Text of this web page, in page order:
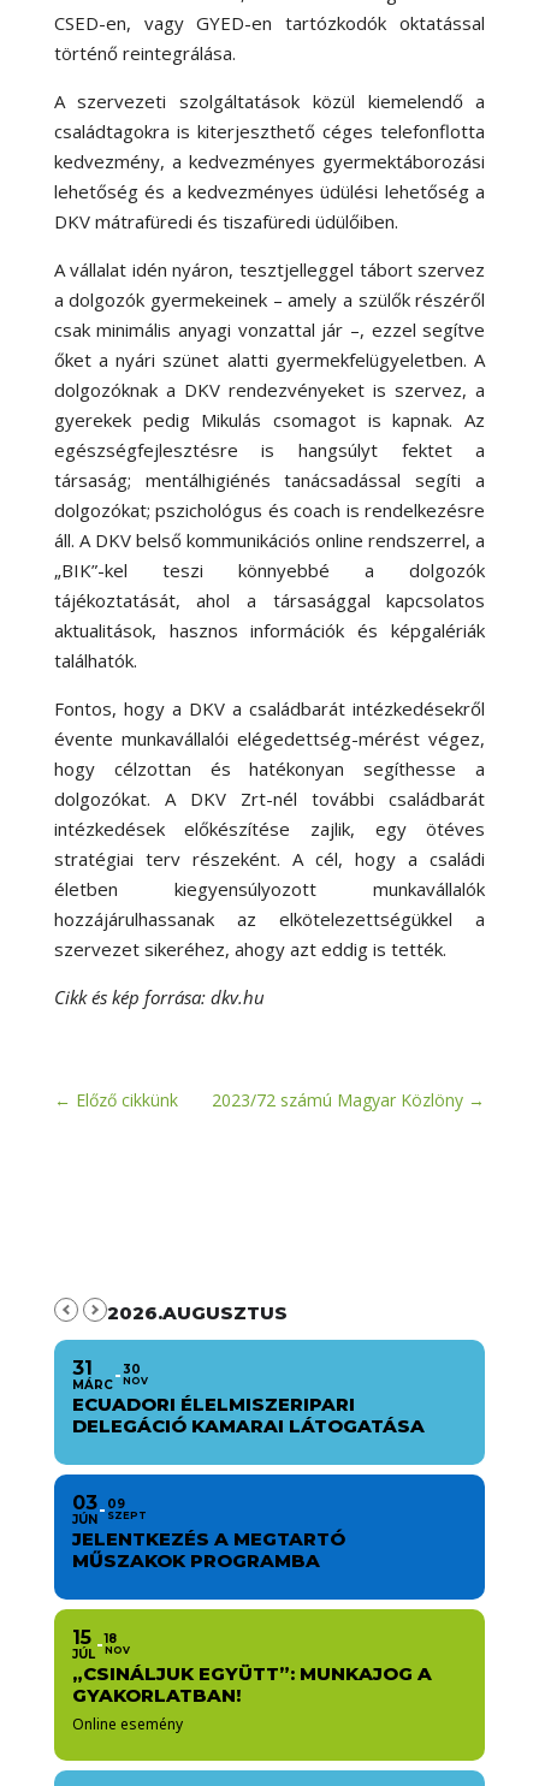
CSED-en, vagy GYED-en tartózkodók oktatással
történő reintegrálása.
A szervezeti szolgáltatások közül kiemelendő a
családtagokra is kiterjeszthető céges telefonflotta
kedvezmény, a kedvezményes gyermektáborozási
lehetőség és a kedvezményes üdülési lehetőség a
DKV mátrafüredi és tiszafüredi üdülőiben.
A vállalat idén nyáron, tesztjelleggel tábort szervez
a dolgozók gyermekeinek – amely a szülők részéről
csak minimális anyagi vonzattal jár –, ezzel segítve
őket a nyári szünet alatti gyermekfelügyeletben. A
dolgozóknak a DKV rendezvényeket is szervez, a
gyerekek pedig Mikulás csomagot is kapnak. Az
egészségfejlesztésre is hangsúlyt fektet a
társaság; mentálhigiénés tanácsadással segíti a
dolgozókat; pszichológus és coach is rendelkezésre
áll. A DKV belső kommunikációs online rendszerrel, a
„BIK”-kel teszi könnyebbé a dolgozók
tájékoztatását, ahol a társasággal kapcsolatos
aktualitások, hasznos információk és képgalériák
találhatók.
Fontos, hogy a DKV a családbarát intézkedésekről
évente munkavállalói elégedettség-mérést végez,
hogy célzottan és hatékonyan segíthesse a
dolgozókat. A DKV Zrt-nél további családbarát
intézkedések előkészítése zajlik, egy ötéves
stratégiai terv részeként. A cél, hogy a családi
életben kiegyensúlyozott munkavállalók
hozzájárulhassanak az elkötelezettségükkel a
szervezet sikeréhez, ahogy azt eddig is tették.
Cikk és kép forrása: dkv.hu
← Előző cikkünk 2023/72 számú Magyar Közlöny →
2026.AUGUSZTUS
31
MÁRC
30
NOV
ECUADORI ÉLELMISZERIPARI
DELEGÁCIÓ KAMARAI LÁTOGATÁSA
03
JÚN
09
SZEPT
JELENTKEZÉS A MEGTARTÓ
MŰSZAKOK PROGRAMBA
15
JÚL
18
NOV
„CSINÁLJUK EGYÜTT”: MUNKAJOG A
GYAKORLATBAN!
Online esemény